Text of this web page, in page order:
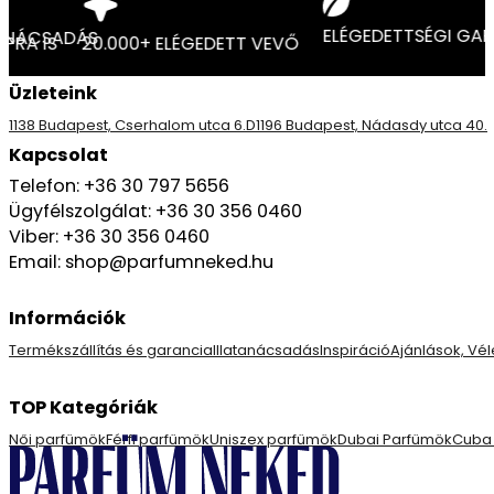
IS 20.000+ ELÉGEDETT VEVŐ
Üzleteink
1138 Budapest, Cserhalom utca 6.D1196 Budapest, Nádasdy utca 40.
Kapcsolat
Telefon: +36 30 797 5656
Ügyfélszolgálat: +36 30 356 0460
Viber: +36 30 356 0460
Email: shop@parfumneked.hu
Információk
Termékszállítás és garanciaIllatanácsadásInspirációAjánlások,
TOP Kategóriák
Női parfümökFérfi parfümökUniszex parfümökDubai Parfümök